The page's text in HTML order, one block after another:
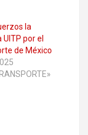
la
por el
de México